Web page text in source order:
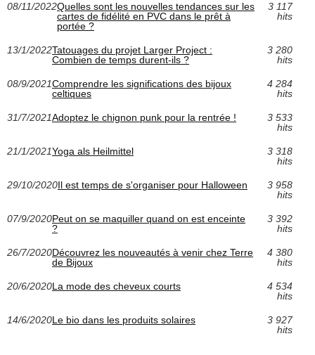
08/11/2022Quelles sont les nouvelles tendances sur les
cartes de fidélité en PVC dans le prêt à
portée ?
3 117
hits
13/1/2022Tatouages du projet Larger Project :
Combien de temps durent-ils ?
3 280
hits
08/9/2021Comprendre les significations des bijoux
celtiques
4 284
hits
31/7/2021Adoptez le chignon punk pour la rentrée !
3 533
hits
21/1/2021Yoga als Heilmittel
3 318
hits
29/10/2020Il est temps de s'organiser pour Halloween
3 958
hits
07/9/2020Peut on se maquiller quand on est enceinte
?
3 392
hits
26/7/2020Découvrez les nouveautés à venir chez Terre
de Bijoux
4 380
hits
20/6/2020La mode des cheveux courts
4 534
hits
14/6/2020Le bio dans les produits solaires
3 927
hits